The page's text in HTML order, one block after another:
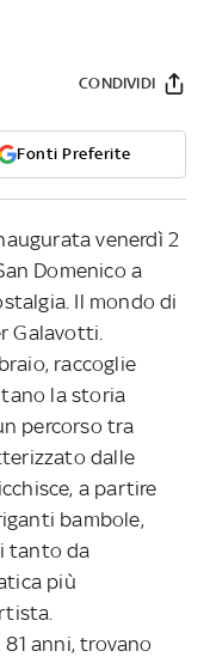
Fonti Preferite
CONDIVIDI
venerdì 2
Domenico a
Il mondo di
Galavotti.
raccoglie
la storia
percorso tra
dalle
a partire
bambole,
tanto da
più
anni, trovano